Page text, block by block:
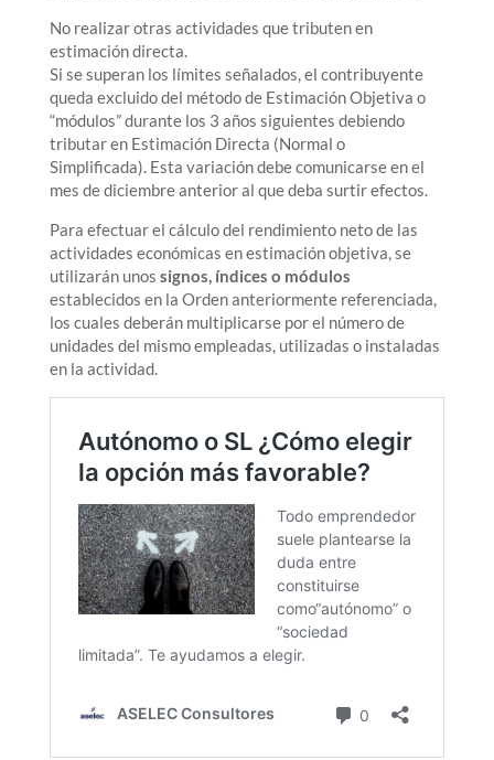
No realizar otras actividades que tributen en
estimación directa.
Si se superan los límites señalados, el contribuyente
queda excluido del método de Estimación Objetiva o
“módulos” durante los 3 años siguientes debiendo
tributar en Estimación Directa (Normal o
Simplificada). Esta variación debe comunicarse en el
mes de diciembre anterior al que deba surtir efectos.
Para efectuar el cálculo del rendimiento neto de las
actividades económicas en estimación objetiva, se
utilizarán unos signos, índices o módulos
establecidos en la Orden anteriormente referenciada,
los cuales deberán multiplicarse por el número de
unidades del mismo empleadas, utilizadas o instaladas
en la actividad.